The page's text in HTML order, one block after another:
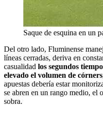
Saque de esquina en un
Del otro lado, Fluminense
líneas cerradas, deriva en
casualidad los segundos
elevado el volumen de córners
apuestas debería estar
se abren en un rango medio, el
sobra.